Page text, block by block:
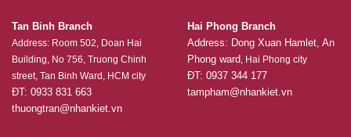
Tan Binh Branch
Address: Room 502, Doan Hai
Building, No 756, Truong Chinh
street, Tan Binh Ward, HCM city
ĐT: 0933 831 663
thuongtran@nhankiet.vn
Hai Phong Branch
Address: Dong Xuan Hamlet, An
Phong ward , Hai Phong city
ĐT: 0937 344 177
tampham@nhankiet.vn